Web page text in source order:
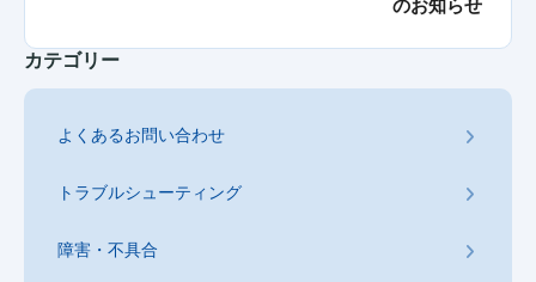
カテゴリー
よくあるお問い合わせ
トラブルシューティング
障害・不具合
のお知らせ